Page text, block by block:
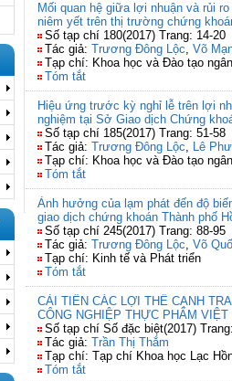
Mối quan hệ giữa lợi nhuận và rủi
niêm yết trên thị trường chứng
Số tạp chí 180(2017) Trang: 14-20
Tác giả: Trương Đông Lộc, Võ
Tạp chí: Khoa học và Đào tạo
Tóm tắt
Hiệu ứng trước kỳ nghỉ lễ trên lợi
nghiệm tại Sở Giao dịch Chứng
Số tạp chí 185(2017) Trang: 51-58
Tác giả: Trương Đông Lộc, Lê
Tạp chí: Khoa học và Đào tạo
Tóm tắt
Ảnh hưởng của lạm phát đến độ
giao dịch chứng khoán Thành phố
Số tạp chí 245(2017) Trang: 88-95
Tác giả: Trương Đông Lộc, Võ
Tạp chí: Kinh tế và Phát triển
Tóm tắt
CẢI TIẾN CÁC LỢI THẾ CẠNH
CÔNG NGHIỆP THỰC PHẨM VIỆT
Số tạp chí Số đặc biệt(2017)
Tác giả: Trần Thị Thắm
Tạp chí: Tạp chí Khoa học Lạc
Tóm tắt